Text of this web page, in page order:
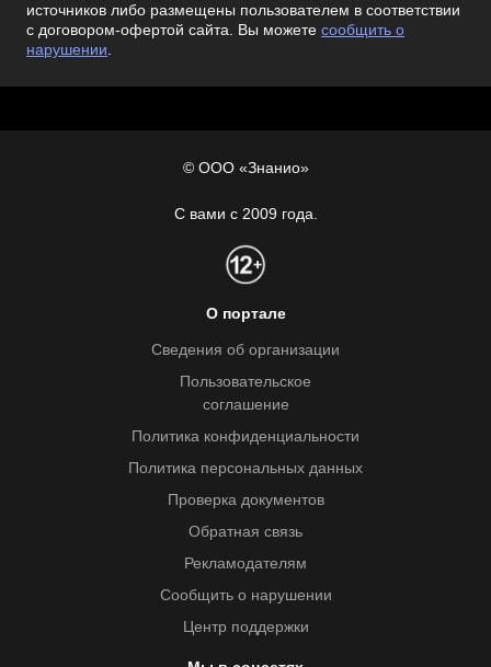
источников либо размещены пользователем в соответствии
с договором-офертой сайта. Вы можете сообщить о
нарушении.
© ООО «Знанио»
С вами с 2009 года.
О портале
Сведения об организации
Пользовательское
соглашение
Политика конфиденциальности
Политика персональных данных
Проверка документов
Обратная связь
Рекламодателям
Сообщить о нарушении
Центр поддержки